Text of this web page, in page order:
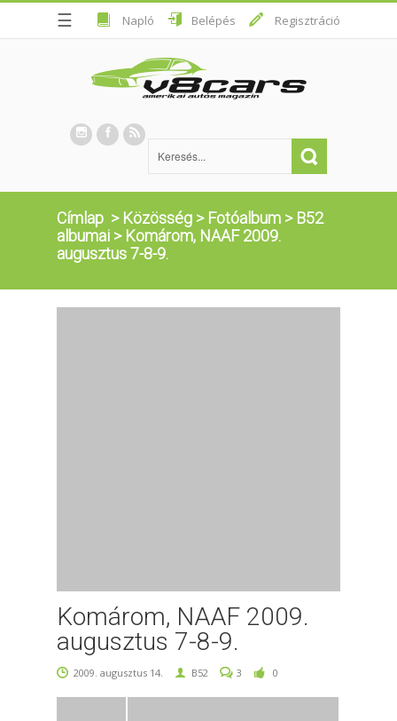
☰ Napló Belépés Regisztráció
Címlap > Közösség > Fotóalbum > B52
albumai > Komárom, NAAF 2009.
augusztus 7-8-9.
Komárom, NAAF 2009.
augusztus 7-8-9.
2009. augusztus 14. B52 3 0